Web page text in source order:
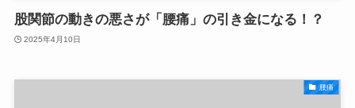
股関節の動きの悪さが「腰痛」の引き金になる！？
2025年4月10日
腰痛